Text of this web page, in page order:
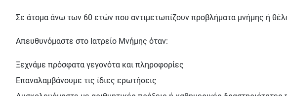
Σε άτομα άνω των 60 ετών που αντιμετωπίζουν προβλήματα μνήμης ή
Απευθυνόμαστε στο Ιατρείο Μνήμης όταν:
Ξεχνάμε πρόσφατα γεγονότα και πληροφορίες
Επαναλαμβάνουμε τις ίδιες ερωτήσεις